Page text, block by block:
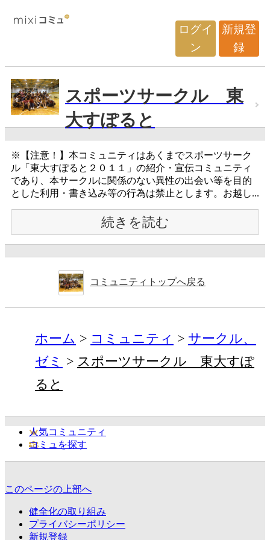
ログイ
ン
新規登
録
スポーツサークル 東
大すぽると
※【注意！】本コミュニティはあくまでスポーツサーク
ル「東大すぽると２０１１」の紹介・宣伝コミュニティ
であり、本サークルに関係のない異性の出会い等を目的
とした利用・書き込み等の行為は禁止とします。お越し...
続きを読む
コミュニティトップへ戻る
ホーム コミュニティ
サークル、
ゼミ
スポーツサークル 東大すぽ
ると
人気コミュニティ
コミュを探す
このページの上部へ
健全化の取り組み
プライバシーポリシー
新規登録